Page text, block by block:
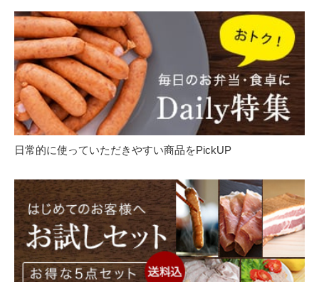
日常的に使っていただきやすい商品をPickUP